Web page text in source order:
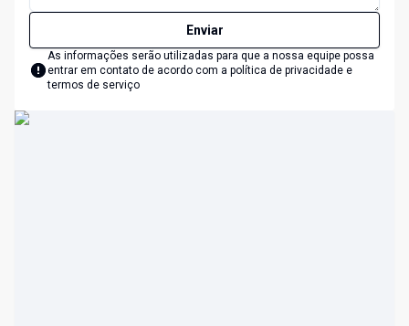
Enviar
As informações serão utilizadas para que a nossa equipe possa
entrar em contato de acordo com a política de privacidade e
termos de serviço